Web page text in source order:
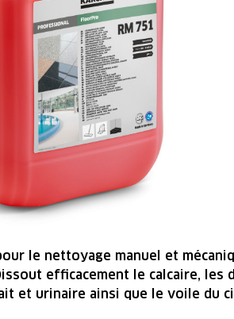
le nettoyage manuel et
efficacement le calcaire, les
et urinaire ainsi que le voile du